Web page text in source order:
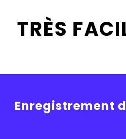
TRÈS
Enregistrement